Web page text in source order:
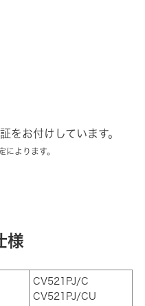
をお付けしています。
よります。
様
CV521PJ/C
CV521PJ/CU